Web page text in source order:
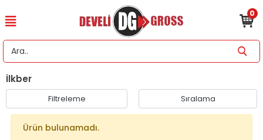
0
İlkber
Filtreleme Sıralama
Ürün bulunamadı.